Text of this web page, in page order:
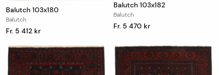
Balutch 103x180
Balutch
Fr. 5 412 kr
Balutch 103x182
Balutch
Fr. 5 470 kr